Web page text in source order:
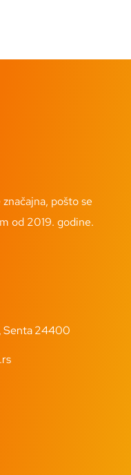
pošto se
od 2019. godine.
Senta 24400